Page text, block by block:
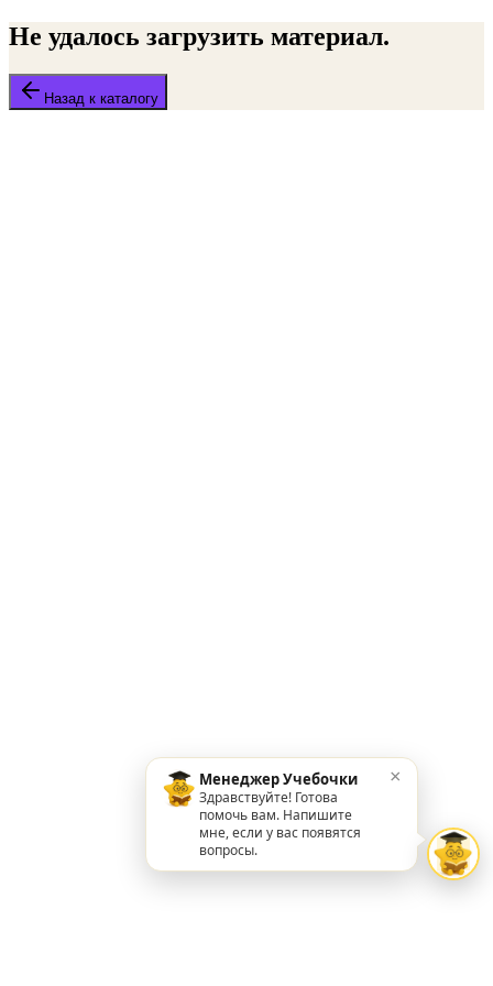
Не удалось загрузить материал.
Назад к каталогу
Менеджер Учебочки
Здравствуйте! Готова
помочь вам. Напишите
мне, если у вас появятся
вопросы.
×